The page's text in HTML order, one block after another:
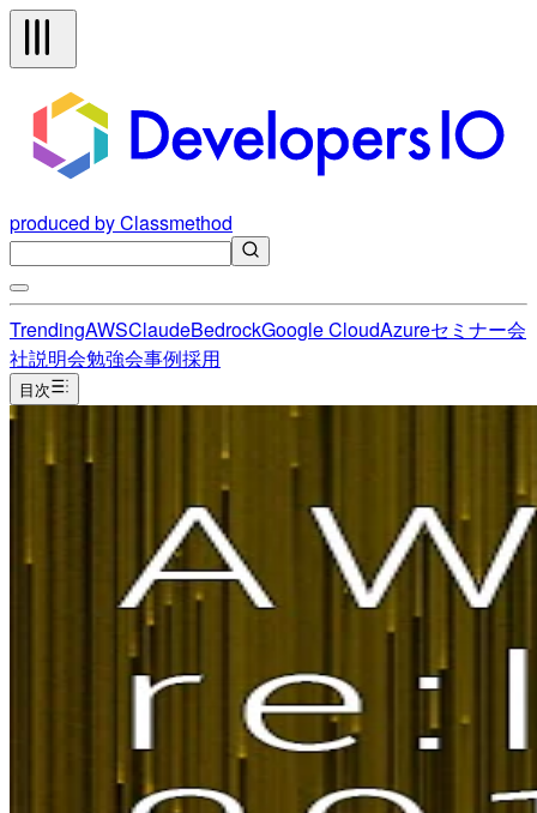
produced by Classmethod
TrendingAWSClaudeBedrockGoogle CloudAzureセミナー会
社説明会勉強会事例採用
目次